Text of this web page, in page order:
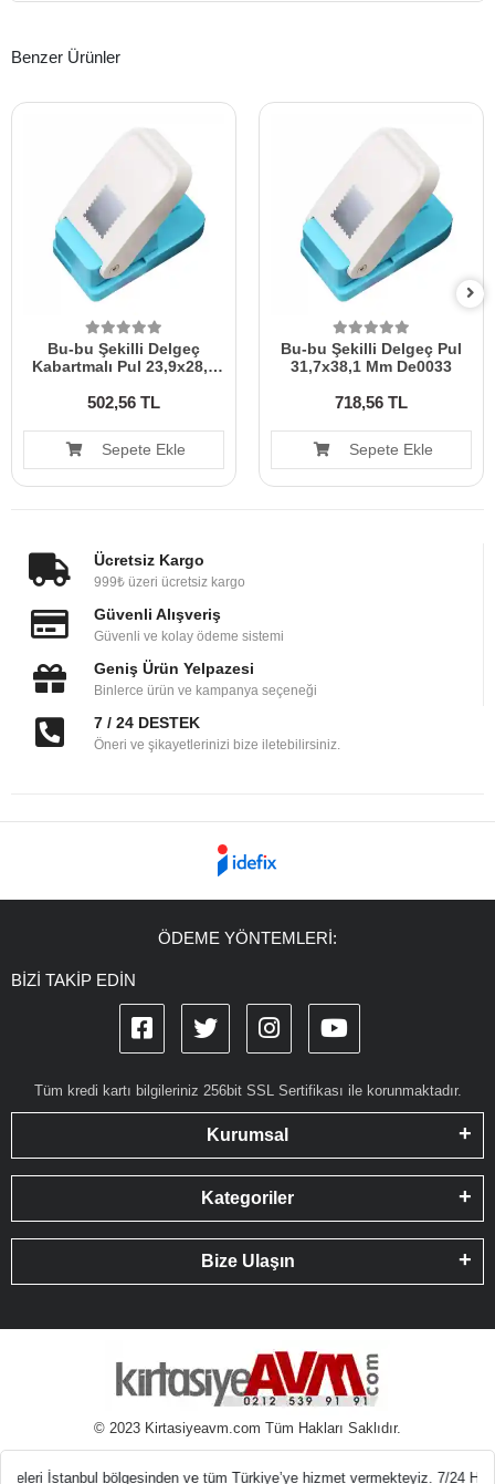
Benzer Ürünler
Bu-bu Şekilli Delgeç
Kabartmalı Pul 23,9x28,7
502,56 TL
Sepete Ekle
Bu-bu Şekilli Delgeç Pul
31,7x38,1 Mm De0033
718,56 TL
Sepete Ekle
Ücretsiz Kargo
999₺ üzeri ücretsiz kargo
Güvenli Alışveriş
Güvenli ve kolay ödeme sistemi
Geniş Ürün Yelpazesi
Binlerce ürün ve kampanya seçeneği
7 / 24 DESTEK
Öneri ve şikayetlerinizi bize iletebilirsiniz.
ÖDEME YÖNTEMLERİ:
BİZİ TAKİP EDİN
Tüm kredi kartı bilgileriniz 256bit SSL Sertifikası ile korunmaktadır.
Kurumsal
Kategoriler
Bize Ulaşın
© 2023 Kirtasiyeavm.com Tüm Hakları Saklıdır.
Malzemeleri